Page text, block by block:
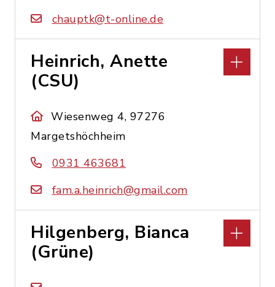
chauptk@t-online.de
Heinrich, Anette
(CSU)
Wiesenweg 4, 97276
Margetshöchheim
0931 463681
fam.a.heinrich@gmail.com
Hilgenberg, Bianca
(Grüne)